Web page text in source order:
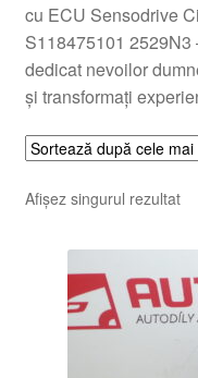
cu ECU Sensodrive
S118475101 2529N3
dedicat nevoilor
și transformați
Afișez singurul rezultat